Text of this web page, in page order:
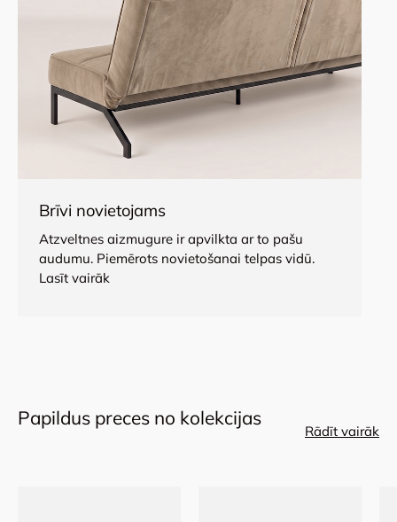
Brīvi novietojams
Atzveltnes aizmugure ir apvilkta ar to pašu
audumu. Piemērots novietošanai telpas vidū.
Lasīt vairāk
Papildus preces no kolekcijas
Rādīt vairāk